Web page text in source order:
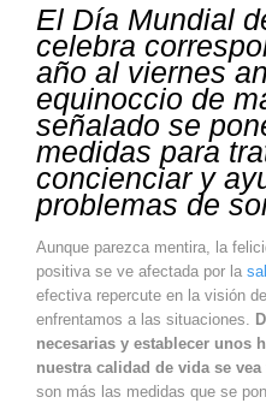
El Día Mundial
celebra
año al viernes
equinoccio de
señalado se
medidas para
concienciar y
problemas de
Aunque parezca mentira, la
positiva se ve afectada por la
efectiva repercute en la visión
enfrentamos a las situaciones.
necesarias y establecer unos
nuestra calidad de vida se
son más las medidas que se